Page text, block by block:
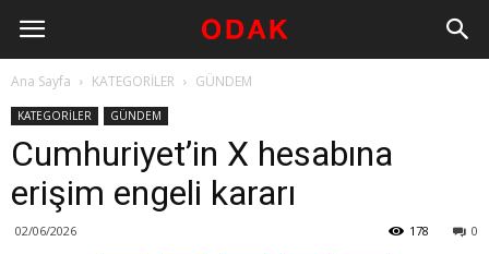
Ana Sayfa KATEGORİLER GÜNDEM
KATEGORİLER GÜNDEM
Cumhuriyet’in X hesabına
erişim engeli kararı
02/06/2026 0
178